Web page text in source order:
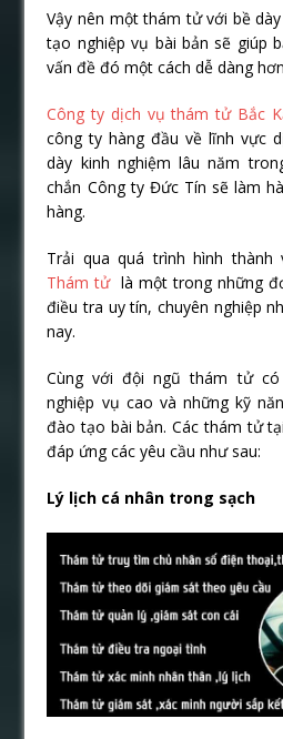
Vậy nên một thám tử với bề
tạo nghiệp vụ bài bản sẽ giúp
vấn đề đó một cách dễ dàng
Công ty dịch vụ thám tử Bắc
công ty hàng đầu về lĩnh vực
dày kinh nghiệm lâu năm
chắn Công ty Đức Tín sẽ làm
hàng.
Trải qua quá trình hình
Thám tửlà một trong những
điều tra uy tín, chuyên nghiệp
nay.
Cùng với đội ngũ thám tử
nghiệp vụ cao và những kỹ
đào tạo bài bản. Các thám tử
đáp ứng các yêu cầu như sau:
Lý lịch cá nhân trong sạch